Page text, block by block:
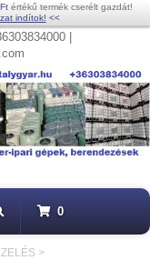
értékű termék cserélt gazdát!
indítok! <<
|
0
>